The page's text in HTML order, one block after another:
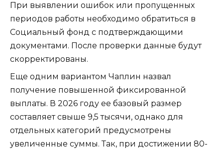
При выявлении ошибок или пропущенных
периодов работы необходимо обратиться в
Социальный фонд с подтверждающими
документами. После проверки данные будут
скорректированы.
Еще одним вариантом Чаплин назвал
получение повышенной фиксированной
выплаты. В 2026 году ее базовый размер
составляет свыше 9,5 тысячи, однако для
отдельных категорий предусмотрены
увеличенные суммы. Так, при достижении 80-